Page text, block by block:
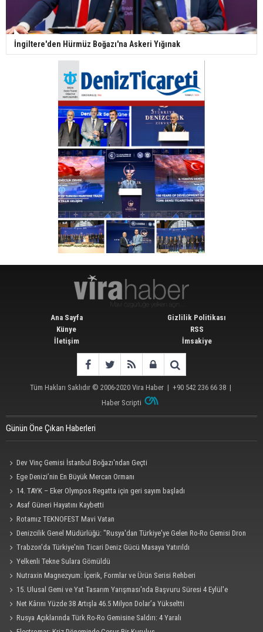
İngiltere'den Hürmüz Boğazı'na Askeri Yığınak
Ana Sayfa
Künye
İletişim
Gizlilik Politikası
RSS
İmsakiye
Tüm Hakları Saklıdır © 2006-2020 Vira Haber | +90 542 236 66 38 |
Haber Scripti
Günün Öne Çıkan Haberleri
Dev Vinç Gemisi İstanbul Boğazı'ndan Geçti
Ege Denizi’nin En Büyük Mercan Ormanı
14. TAYK – Eker Olympos Regatta için geri sayım başladı
Asaf Güneri Hayatını Kaybetti
Rotamız TEKNOFEST Mavi Vatan
Denizcilik Genel Müdürlüğü: "Rusya'dan Türkiye'ye Gelen Ro-Ro Gemisi Dron
Saldırısına Uğradı"
Trabzon'da Türkiye'nin Ticari Deniz Gücü Masaya Yatırıldı
Yelkenli Tekne Sulara Gömüldü
Nutraxin Magnezyum: İçerik, Formlar ve Ürün Serisi Rehberi
15. Ulusal Gemi ve Yat Tasarım Yarışması'nda Başvuru Süresi 4 Eylül'e
UzatıldıNet Kârını Yüzde 38 Artışla 46.5 Milyon Dolar’a Yükseltti
Rusya Açıklarında Türk Ro-Ro Gemisine Saldırı: 4 Yaralı